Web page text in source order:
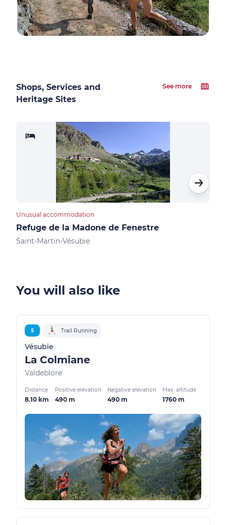
Shops, Services and
Heritage Sites
See more
Unusual accommodation
Refuge de la Madone de Fenestre
Saint-Martin-Vésubie
You will also like
5 Trail Running
Vésubie
La Colmiane
Valdeblore
Distance
8.10 km
Positive elevation
490 m
Negative elevation
490 m
Max. altitude
1760 m